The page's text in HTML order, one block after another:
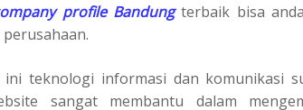
profile Bandungterbaik bisa
ini teknologi informasi dan komunikasi
sangat membantu dalam